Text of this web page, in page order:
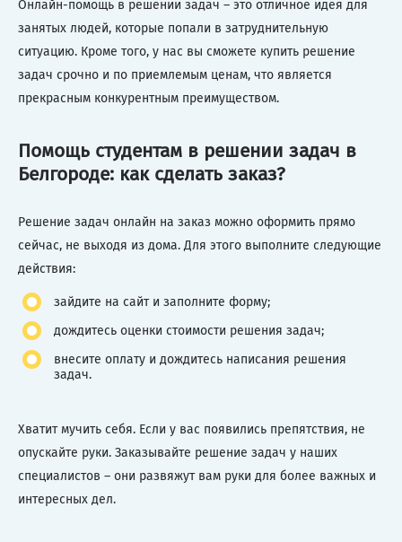
Онлайн-помощь в решении задач – это отличное идея для
занятых людей, которые попали в затруднительную
ситуацию. Кроме того, у нас вы сможете купить решение
задач срочно и по приемлемым ценам, что является
прекрасным конкурентным преимуществом.
Помощь студентам в решении задач в
Белгороде: как сделать заказ?
Решение задач онлайн на заказ можно оформить прямо
сейчас, не выходя из дома. Для этого выполните следующие
действия:
зайдите на сайт и заполните форму;
дождитесь оценки стоимости решения задач;
внесите оплату и дождитесь написания решения
задач.
Хватит мучить себя. Если у вас появились препятствия, не
опускайте руки. Заказывайте решение задач у наших
специалистов – они развяжут вам руки для более важных и
интересных дел.